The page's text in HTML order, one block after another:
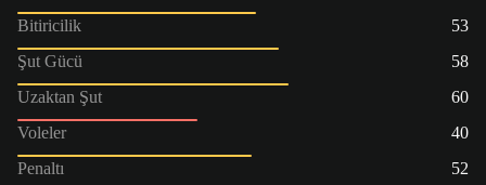
Bitiricilik
53
Şut Gücü
58
Uzaktan Şut
60
Voleler
40
Penaltı
52